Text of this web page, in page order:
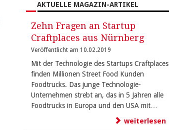
AKTUELLE MAGAZIN-ARTIKEL
Zehn Fragen an Startup
Craftplaces aus Nürnberg
Veröffentlicht am 10.02.2019
Mit der Technologie des Startups Craftplaces
finden Millionen Street Food Kunden
Foodtrucks. Das junge Technologie-
Unternehmen strebt an, das in 5 Jahren alle
Foodtrucks in Europa und den USA mit…
weiterlesen